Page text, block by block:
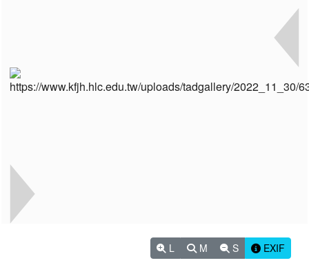
L M S EXIF